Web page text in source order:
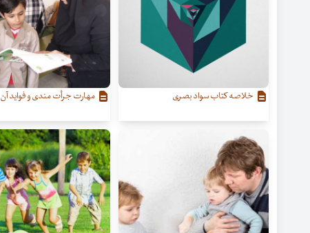
خلاصه کتاب سواد بصری مهارت جرأت مندی و فواید آن